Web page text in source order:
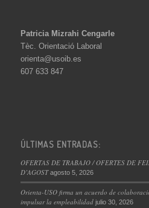
Patricia Mizrahi Cengarle
Tèc. Orientació Laboral
orienta@usoib.es
607 633 847
ÚLTIMAS ENTRADAS:
OFERTAS DE TRABAJO / OFERTES DE
D’AGOST agosto 5, 2026
Orienta-USO firma un acuerdo de
impulsar la empleabilidad julio 30, 2026